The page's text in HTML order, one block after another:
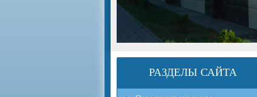
РАЗДЕЛЫ САЙТА